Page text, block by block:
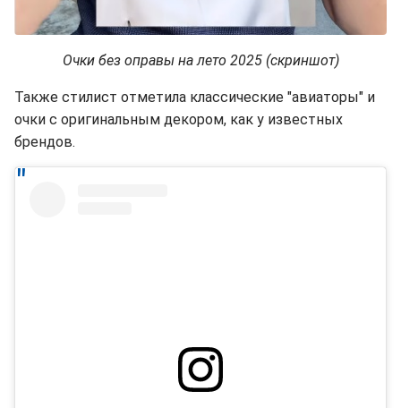
Очки без оправы на лето 2025 (скриншот)
Также стилист отметила классические "авиаторы" и
очки с оригинальным декором, как у известных
брендов.